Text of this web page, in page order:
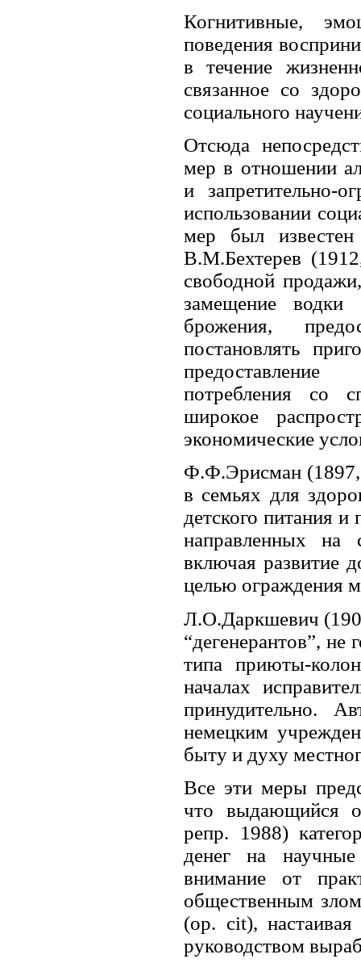
Когнитивные,
поведения
в течение
связанное со
социального
Отсюда
мер в отношении
и запретительно-
использовании
мер был
В.М.Бехтерев
свободной
замещение водки
брожения,
постановлять
потребления со
широкое
экономические
Ф.Ф.Эрисман (1897,
в семьях для
детского питания и
направленных
включая развитие
целью ограждения
Л.О.Даркшевич
“дегенерантов”,
типа приюты-
началах
принудительно.
немецким
быту и духу
Все эти меры
что выдающийся
репр. 1988)
денег на
внимание от
общественным
(op. cit),
руководством